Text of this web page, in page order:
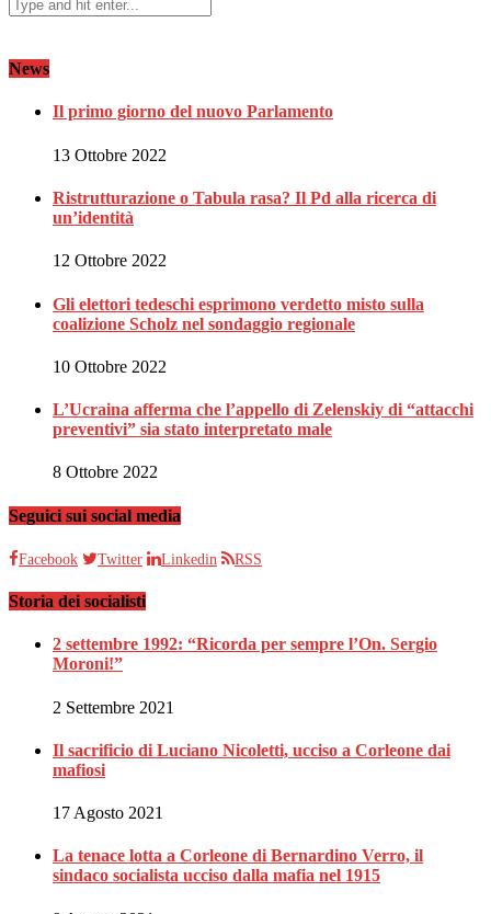
News
Il primo giorno del nuovo Parlamento
13 Ottobre 2022
Ristrutturazione o Tabula rasa? Il Pd alla ricerca di
un’identità
12 Ottobre 2022
Gli elettori tedeschi esprimono verdetto misto sulla
coalizione Scholz nel sondaggio regionale
10 Ottobre 2022
L’Ucraina afferma che l’appello di Zelenskiy di “attacchi
preventivi” sia stato interpretato male
8 Ottobre 2022
Seguici sui social media
Facebook Twitter Linkedin RSS
Storia dei socialisti
2 settembre 1992: “Ricorda per sempre l’On. Sergio
Moroni!”
2 Settembre 2021
Il sacrificio di Luciano Nicoletti, ucciso a Corleone dai
mafiosi
17 Agosto 2021
La tenace lotta a Corleone di Bernardino Verro, il
sindaco socialista ucciso dalla mafia nel 1915